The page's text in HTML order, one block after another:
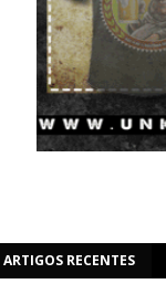
ARTIGOS RECENTES